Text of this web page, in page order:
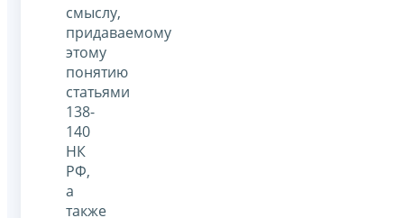
смыслу,
придаваемому
этому
понятию
статьями
138-
140
НК
РФ,
а
также